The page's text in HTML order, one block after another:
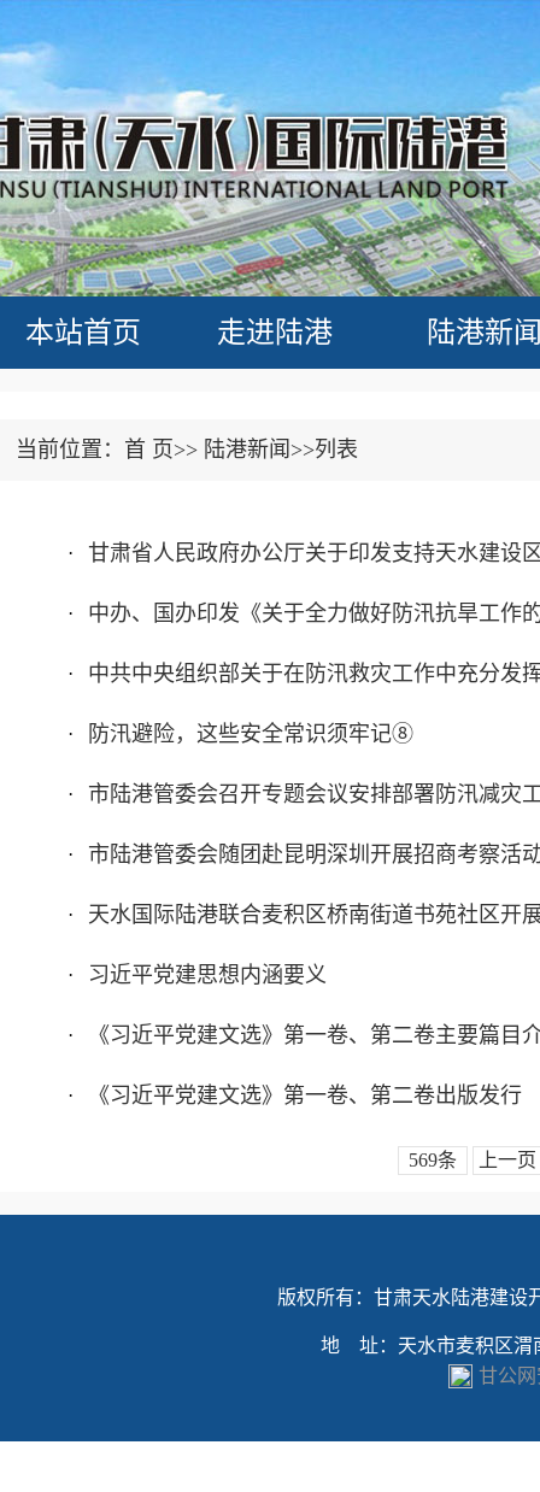
本站首页 走进陆港 陆港新
当前位置：首 页>> 陆港新闻>>列表
· 甘肃省人民政府办公厅关于印发支持天水建设
· 中办、国办印发《关于全力做好防汛抗旱工作
· 中共中央组织部关于在防汛救灾工作中充分发
· 防汛避险，这些安全常识须牢记⑧
· 市陆港管委会召开专题会议安排部署防汛减灾
· 市陆港管委会随团赴昆明深圳开展招商考察活
· 天水国际陆港联合麦积区桥南街道书苑社区开
· 习近平党建思想内涵要义
· 《习近平党建文选》第一卷、第二卷主要篇目
· 《习近平党建文选》第一卷、第二卷出版发行
569条 上一页
版权所有：甘肃天水陆港建
地 址：天水市麦积区
甘公网